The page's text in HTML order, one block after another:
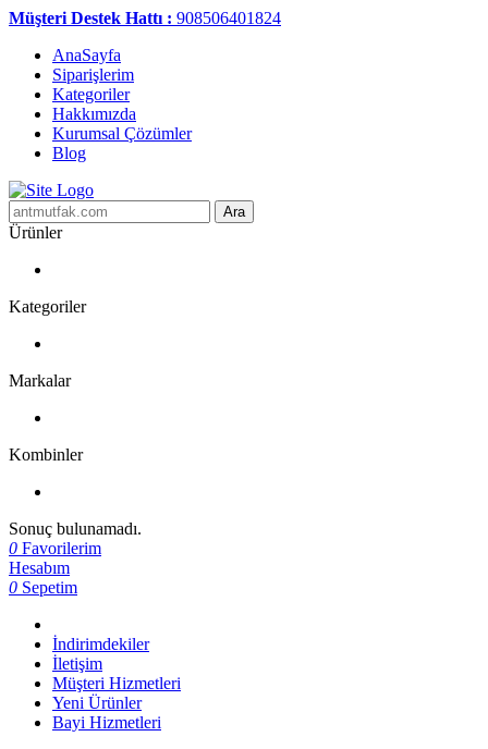
Müşteri Destek Hattı : 908506401824
AnaSayfa
Siparişlerim
Kategoriler
Hakkımızda
Kurumsal Çözümler
Blog
Ara
Ürünler
Kategoriler
Markalar
Kombinler
Sonuç bulunamadı.
0 Favorilerim
Hesabım
0 Sepetim
İndirimdekiler
İletişim
Müşteri Hizmetleri
Yeni Ürünler
Bayi Hizmetleri